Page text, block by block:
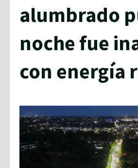
alumbrado
noche fue
con energía